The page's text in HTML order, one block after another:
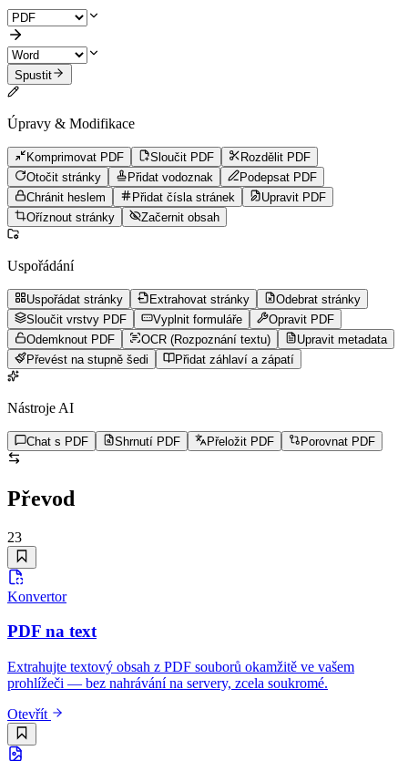
Spustit
Úpravy & Modifikace
Komprimovat PDF Sloučit PDF
Rozdělit PDF
Otočit stránky
Přidat vodoznak
Podepsat PDF
Chránit heslem
Přidat čísla stránek
Upravit PDF
Oříznout stránky
Začernit obsah
Uspořádání
Uspořádat stránky Extrahovat stránky
Odebrat stránky
Sloučit vrstvy PDF
Vyplnit formuláře
Opravit PDF
Odemknout PDF
OCR (Rozpoznání textu)
Upravit metadata
Převést na stupně šedi
Přidat záhlaví a zápatí
Nástroje AI
Chat s PDF Shrnutí PDF Přeložit PDF Porovnat PDF
Převod
23
Konvertor
PDF na text
Extrahujte textový obsah z PDF souborů okamžitě ve vašem
prohlížeči — bez nahrávání na servery, zcela soukromé.
Otevřít